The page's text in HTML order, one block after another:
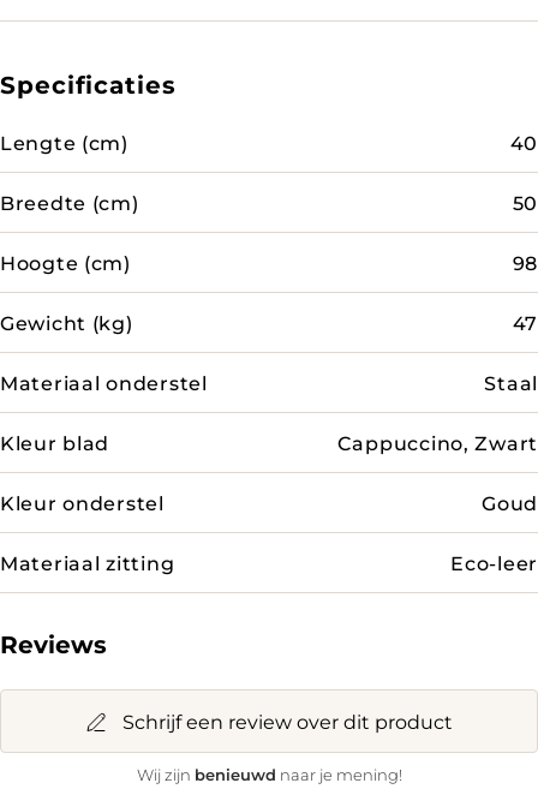
Specificaties
Lengte (cm) 40
Breedte (cm) 50
Hoogte (cm) 98
Gewicht (kg) 47
Materiaal onderstel Staal
Kleur blad Cappuccino, Zwart
Kleur onderstel Goud
Materiaal zitting Eco-leer
Reviews
Schrijf een review over dit product
Wij zijn benieuwd naar je mening!